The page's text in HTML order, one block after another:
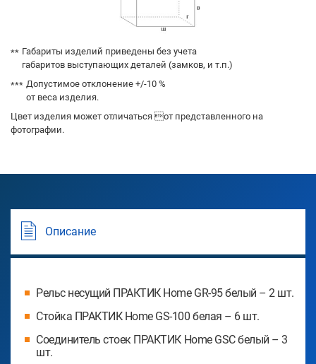
Габариты изделий приведены без учета
габаритов выступающих деталей (замков, и т.п.)
Допустимое отклонение +/-10 %
от веса изделия.
Цвет изделия может отличаться от представленного на
фотографии.
Описание
Рельс несущий ПРАКТИК Home GR-95 белый – 2 шт.
Стойка ПРАКТИК Home GS-100 белая – 6 шт.
Соединитель стоек ПРАКТИК Home GSC белый – 3
шт.